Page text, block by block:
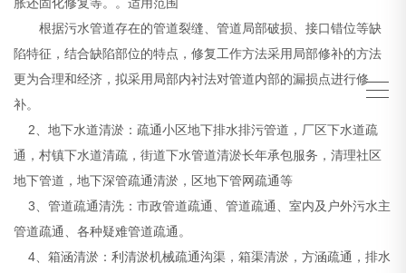
根据污水管道存在的管道裂缝、管道局部破损、接口错位等缺
陷特征，结合缺陷部位的特点，修复工作方法采用局部修补的方法
更为合理和经济，拟采用局部内衬法对管道内部的漏损点进行修
补。
2、地下水道清淤：疏通小区地下排水排污管道，厂区下水道疏
通，村镇下水道清疏，街道下水管道清淤长年承包服务，清理社区
地下管道，地下深管疏通清淤，区地下管网疏通等
3、管道疏通清洗：市政管道疏通、管道疏通、室内及户外污水主
管道疏通、各种疑难管道疏通。
4、箱涵清淤：利清淤机械疏通沟渠，箱渠清淤，方涵疏通，排水